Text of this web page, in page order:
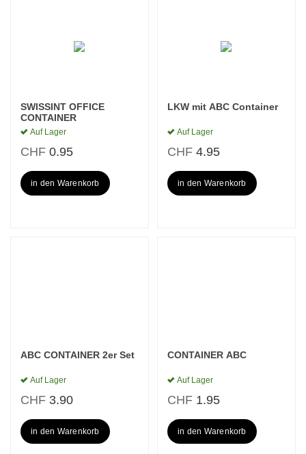
SWISSINT OFFICE
CONTAINER
Auf Lager
CHF0.95
in den Warenkorb
LKW mit ABC Container
Auf Lager
CHF4.95
in den Warenkorb
ABC CONTAINER 2er Set
Auf Lager
CHF 3.90
in den Warenkorb
CONTAINER ABC
Auf Lager
CHF 1.95
in den Warenkorb